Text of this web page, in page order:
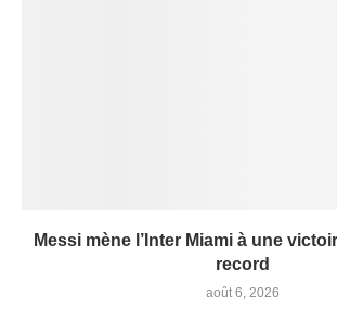
Messi mène l’Inter Miami à une
record
août 6, 2026